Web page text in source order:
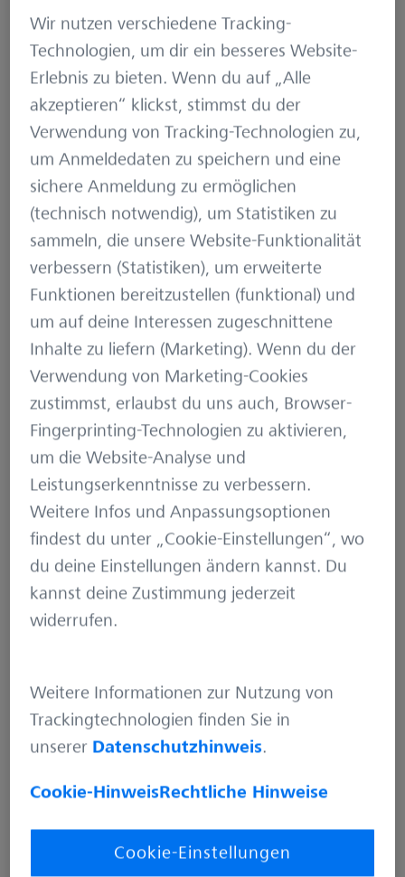
mit Wärmebildkamera zum Einsatz. Technik,
die begeistert.
Die jährliche Wildtierrettung zur Wiesenmahd ist
für Revierpächter Tobias Vandeck und sein
Jagdteam weitaus mehr als ein verpflichtender
Hegebeitrag, sondern vor allem eine
Herzensangelegenheit. Eines ließ ihm jedoch in
der Vergangenheit keine Ruhe: Trotz Prävention
– konventionell mit Wildscheuchen,
ehrenamtlichen Helfern und akustischen
Wildrettern am Mähwerk – gab es leider immer
ein paar, wenn auch wenige Opfer. „Meist hat es
die ganz frisch gesetzten Kitze erwischt“,
berichtet Vandeck bestürzt, der bei der Ernte
auch selbst auf dem Schlepper sitzt.
Sein Revier „Neufresenburg“ hat
insgesamt 360 Hektar, darunter rund
Grasgewinnung genutzt wird. Viele
Ecken in der wunderschönen
stormarnschen Naturlandschaft sind
Wir nutzen verschiedene Tracking-
Technologien, um dir ein besseres Website-
Erlebnis zu bieten. Wenn du auf „Alle
akzeptieren“ klickst, stimmst du der
Verwendung von Tracking-Technologien zu,
um Anmeldedaten zu speichern und eine
sichere Anmeldung zu ermöglichen
(technisch notwendig), um Statistiken zu
sammeln, die unsere Website-Funktionalität
verbessern (Statistiken), um erweiterte
Funktionen bereitzustellen (funktional) und
um auf deine Interessen zugeschnittene
Inhalte zu liefern (Marketing). Wenn du der
Verwendung von Marketing-Cookies
zustimmst, erlaubst du uns auch, Browser-
Fingerprinting-Technologien zu aktivieren,
um die Website-Analyse und
Leistungserkenntnisse zu verbessern.
Weitere Infos und Anpassungsoptionen
findest du unter „Cookie-Einstellungen“, wo
du deine Einstellungen ändern kannst. Du
kannst deine Zustimmung jederzeit
widerrufen.
Weitere Informationen zur Nutzung von
Trackingtechnologien finden Sie in
unserer Datenschutzhinweis.
Cookie-HinweisRechtliche Hinweise
Cookie-Einstellungen